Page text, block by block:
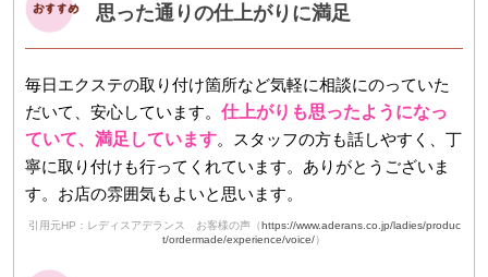
思った通りの仕上がりに満足
毎日エクステの取り付け箇所など気軽に相談にのっていた
だいて、安心しています。 仕上がりも思ったようになっ
ていて、満足しています。スタッフの方も話しやすく、丁
寧に取り付けも行ってくれています。ありがとうございま
す。お店の雰囲気もよいと思います。
引用元HP：レディスアデランス お客様の声（https://www.aderans.co.jp/ladies/produc
t/ordermade/experience/voice/）